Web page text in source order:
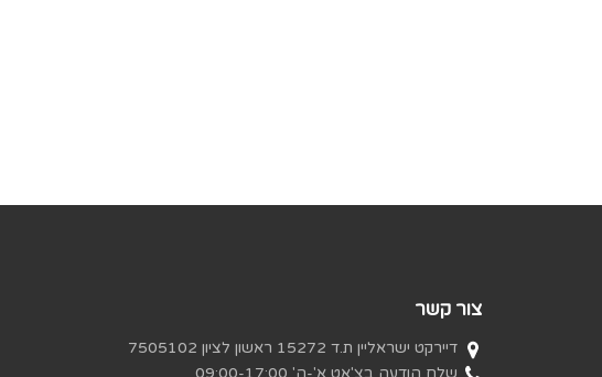
צור קשר
דיירקט ישראליין ת.ד 15272 ראשון לציון 7505102
שלח הודעה בצ'אט א'-ה' 09:00-17:00